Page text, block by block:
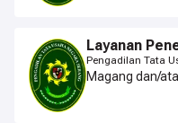
Layanan
dan PKL
Pengadilan Tata
Magang dan/